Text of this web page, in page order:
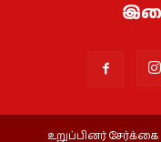
உறுப்பினர் சேர்க்கை